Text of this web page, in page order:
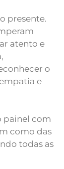
presente.
atento e
o
e
painel com
como das
todas as